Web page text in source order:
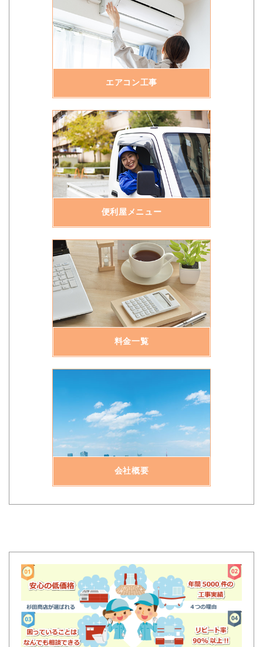
エアコン工事
便利屋メニュー
料金一覧
会社概要